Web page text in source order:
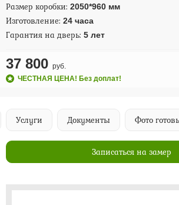
Размер коробки: 2050*960 мм
Изготовление: 24 часа
Гарантия на дверь: 5 лет
37 800 руб.
ЧЕСТНАЯ ЦЕНА! Без доплат!
Услуги Документы Фото
Записаться на замер